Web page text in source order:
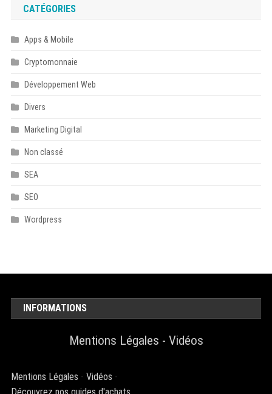
CATÉGORIES
Apps & Mobile
Cryptomonnaie
Développement Web
Divers
Marketing Digital
Non classé
SEA
SEO
Wordpress
INFORMATIONS
Mentions Légales - Vidéos
Mentions Légales -Vidéos -